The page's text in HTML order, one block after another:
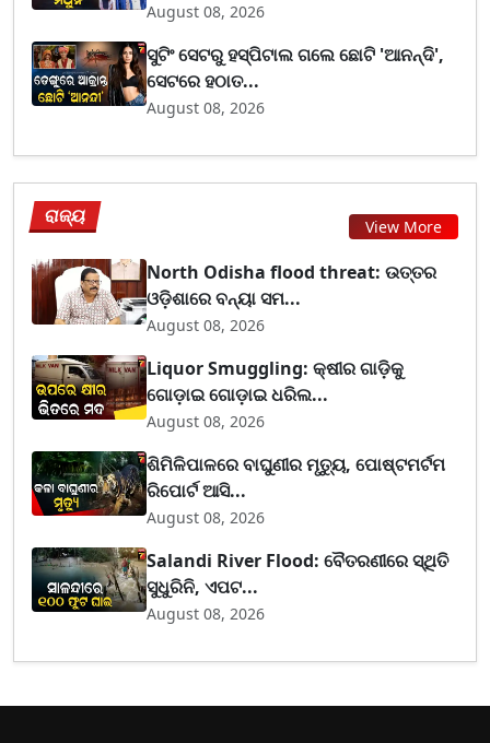
August 08, 2026
ସୁଟିଂ ସେଟରୁ ହସ୍ପିଟାଲ ଗଲେ ଛୋଟି 'ଆନନ୍ଦି',
ସେଟରେ ହଠାତ...
August 08, 2026
ରାଜ୍ୟ View More
North Odisha flood threat: ଉତ୍ତର
ଓଡ଼ିଶାରେ ବନ୍ୟା ସମ...
August 08, 2026
Liquor Smuggling: କ୍ଷୀର ଗାଡ଼ିକୁ
ଗୋଡ଼ାଇ ଗୋଡ଼ାଇ ଧରିଲ...
August 08, 2026
ଶିମିଳିପାଳରେ ବାଘୁଣୀର ମୃତ୍ୟୁ, ପୋଷ୍ଟମର୍ଟମ
ରିପୋର୍ଟ ଆସି...
August 08, 2026
Salandi River Flood: ବୈତରଣୀରେ ସ୍ଥିତି
ସୁଧୁରିନି, ଏପଟ...
August 08, 2026